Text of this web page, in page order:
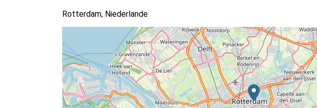
Rotterdam, Niederlande